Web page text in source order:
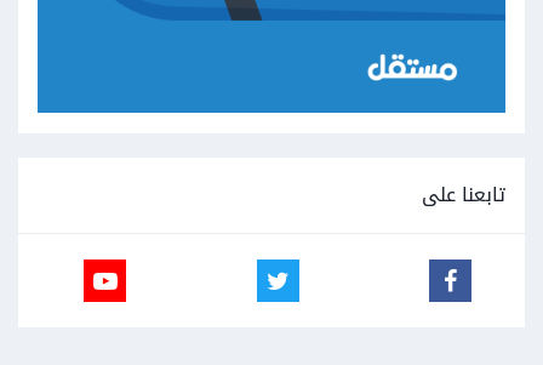
تابعنا على